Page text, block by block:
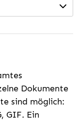
Dokumente
sind möglich:
GIF. Ein